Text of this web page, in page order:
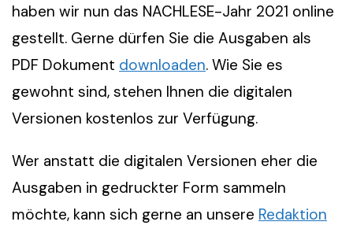
haben wir nun das NACHLESE-Jahr 2021 online
gestellt. Gerne dürfen Sie die Ausgaben als
PDF Dokument downloaden. Wie Sie es
gewohnt sind, stehen Ihnen die digitalen
Versionen kostenlos zur Verfügung.
Wer anstatt die digitalen Versionen eher die
Ausgaben in gedruckter Form sammeln
möchte, kann sich gerne an unsere Redaktion